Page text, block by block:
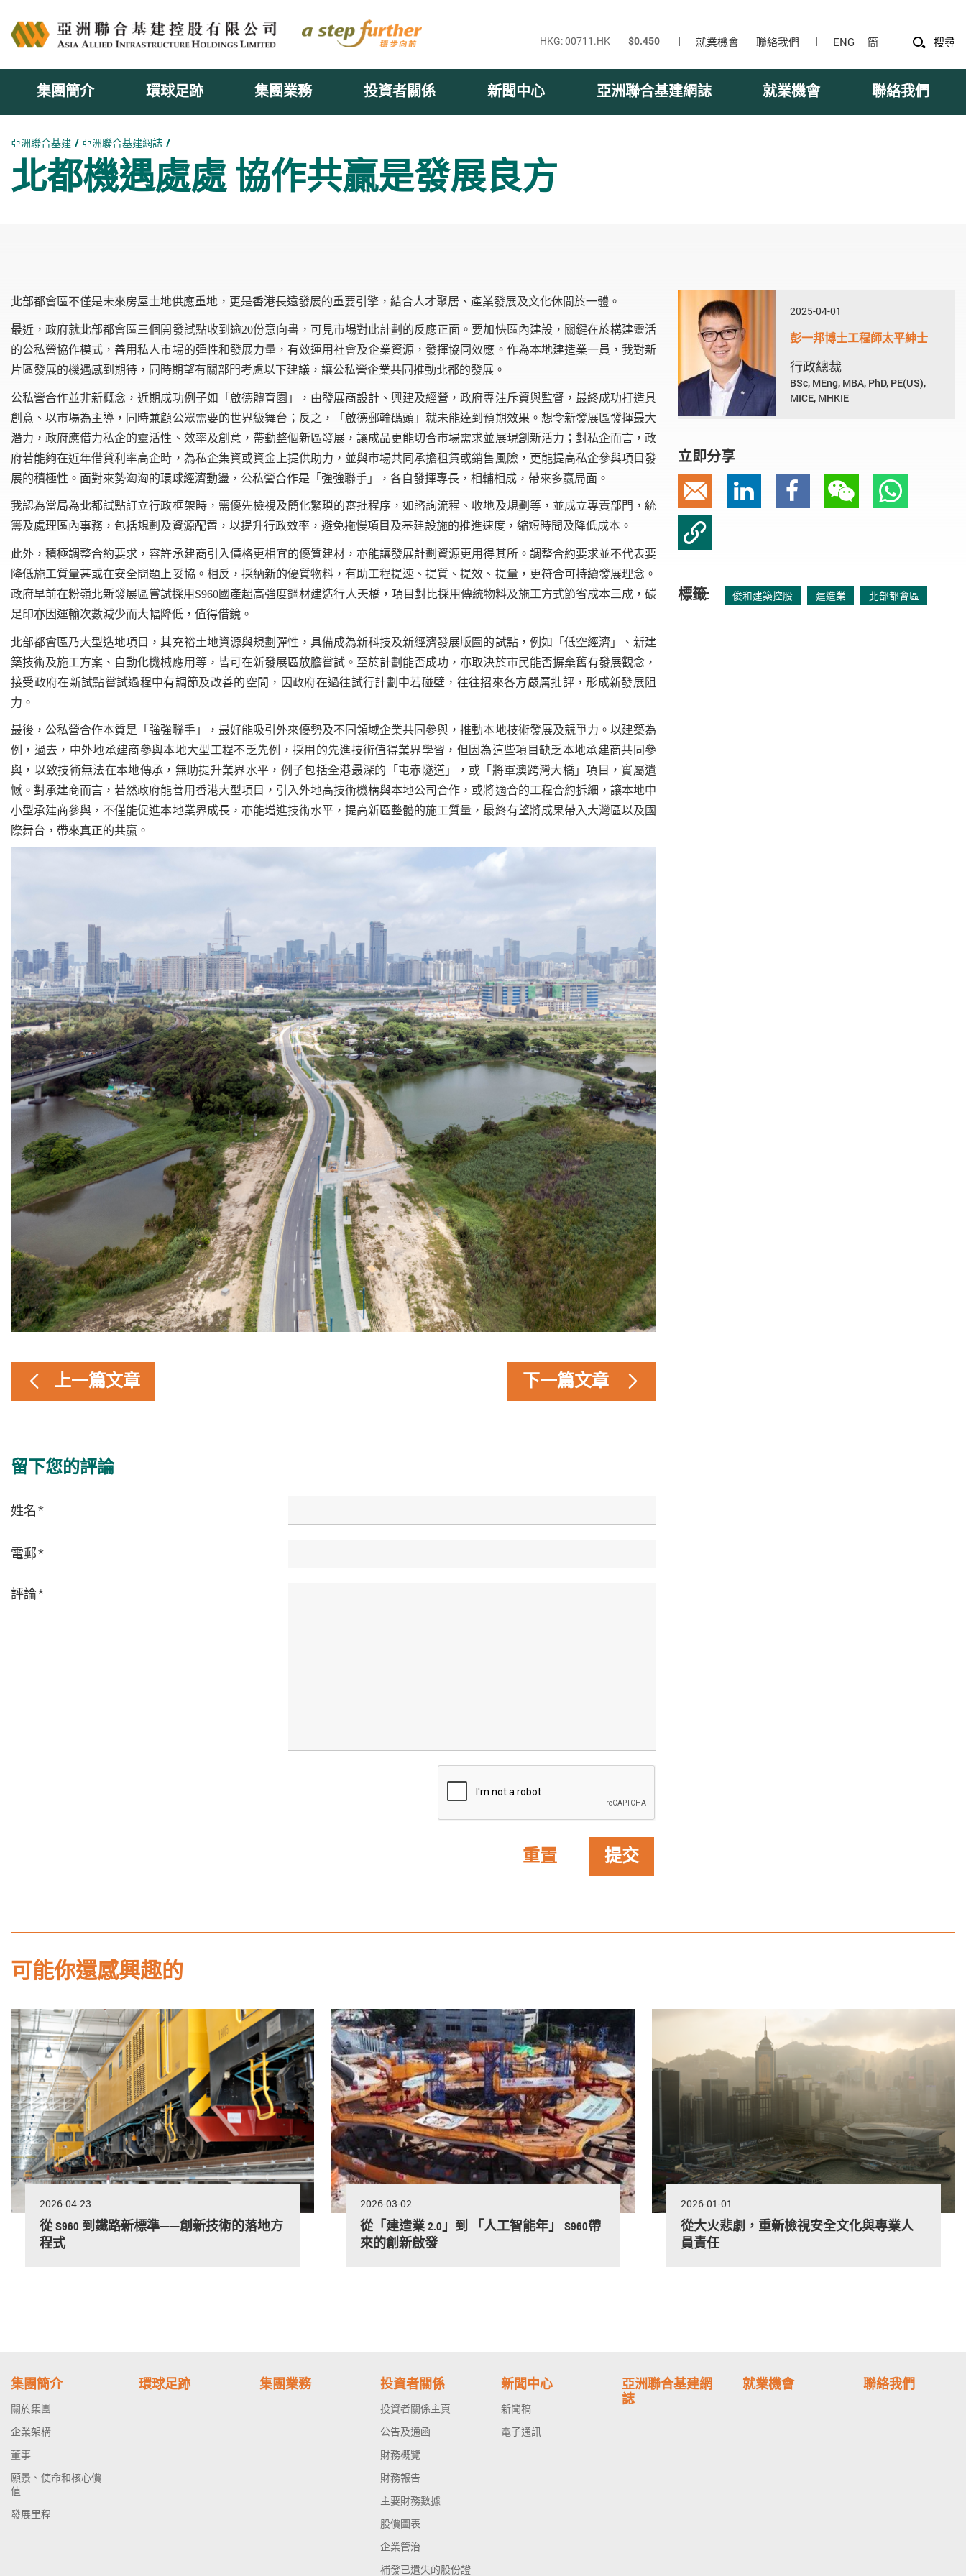
就業機會 聯絡我們 ENG 簡 搜尋
集團簡介 環球足跡 集團業務 投資者關係 新聞中心 亞洲聯合基建網誌 就業機會 聯絡我們
亞洲聯合基建 亞洲聯合基建網誌
北都機遇處處 協作共贏是發展良方
北部都會區不僅是未來房屋土地供應重地，更是香港長遠發展的重要引擎 ， 結合人才聚居、產業發展及文化休閒於一體。
最近，政府就北部都會區三個開發試點收到逾20份意向書，可見市場對此計劃的反應正面。要加快區內建設，關鍵在於構建靈活
的公私營協作模式，善用私人市場的彈性和發展力量，有效運用社會及企業資源，發揮協同效應。作為本地建造業一員，我對新
片區發展的機遇感到期待，同時期望有關部門考慮以下建議，讓公私營企業共同推動北都的發展。
公私營合作並非新概念，近期成功例子如「啟德體育園」，由發展商設計、興建及經營，政府專注斥資與監督，最終成功打造具
創意、以市場為主導，同時兼顧公眾需要的世界級舞台；反之，「啟德郵輪碼頭」就未能達到預期效果。想令新發展區發揮最大
潛力，政府應借力私企的靈活性、效率及創意，帶動整個新區發展，讓成品更能切合市場需求並展現創新活力；對私企而言，政
府若能夠在近年借貸利率高企時，為私企集資或資金上提供助力，並與市場共同承擔租賃或銷售風險，更能提高私企參與項目發
展的積極性。面對來勢洶洶的環球經濟動盪，公私營合作是「強強聯手」，各自發揮專長，相輔相成，帶來多嬴局面。
我認為當局為北都試點訂立行政框架時，需優先檢視及簡化繁瑣的審批程序，如諮詢流程、收地及規劃等，並成立專責部門，統
籌及處理區內事務，包括規劃及資源配置，以提升行政效率，避免拖慢項目及基建設施的推進速度，縮短時間及降低成本。
此外，積極調整合約要求，容許承建商引入價格更相宜的優質建材，亦能讓發展計劃資源更用得其所。調整合約要求並不代表要
降低施工質量甚或在安全問題上妥協。相反，採納新的優質物料，有助工程提速、提質、提效、提量，更符合可持續發展理念。
政府早前在粉嶺北新發展區嘗試採用S960國產超高強度鋼材建造行人天橋，項目對比採用傳統物料及施工方式節省成本三成，碳
足印亦因運輸次數減少而大幅降低，值得借鏡。
北部都會區乃大型造地項目，其充裕土地資源與規劃彈性，具備成為新科技及新經濟發展版圖的試點，例如「低空經濟」、新建
築技術及施工方案、自動化機械應用等，皆可在新發展區放膽嘗試。至於計劃能否成功，亦取決於市民能否摒棄舊有發展觀念，
接受政府在新試點嘗試過程中有調節及改善的空間，因政府在過往試行計劃中若碰壁，往往招來各方嚴厲批評，形成新發展阻
力。
最後，公私營合作本質是「強強聯手」，最好能吸引外來優勢及不同領域企業共同參與，推動本地技術發展及競爭力。以建築為
例，過去，中外地承建商參與本地大型工程不乏先例，採用的先進技術值得業界學習，但因為這些項目缺乏本地承建商共同參
與，以致技術無法在本地傳承，無助提升業界水平，例子包括全港最深的「屯赤隧道」，或「將軍澳跨灣大橋」項目，實屬遺
憾。對承建商而言，若然政府能善用香港大型項目，引入外地高技術機構與本地公司合作，或將適合的工程合約拆細，讓本地中
小型承建商參與，不僅能促進本地業界成長，亦能增進技術水平，提高新區整體的施工質量，最終有望將成果帶入大灣區以及國
際舞台，帶來真正的共贏。
上一篇文章 下一篇文章
留下您的評論
姓名*
電郵*
評論*
重置 提交
2025-04-01
彭一邦博士工程師太平紳士
行政總裁
BSc, MEng, MBA, PhD, PE(US),
MICE, MHKIE
立即分享
電郵LinkedinFacebook
微信
複製鏈接
標籤: 俊和建築控股 建造業 北部都會區
可能你還感興趣的
2026-04-23
從 S960 到鐵路新標準——創新技術的落地方
程式
2026-03-02
從「建造業 2.0」到 「人工智能年」 S960帶
來的創新啟發
2026-01-01
從大火悲劇，重新檢視安全文化與專業人
員責任
集團簡介
關於集團
企業架構
董事
願景、使命和核心價
值
發展里程
環球足跡 集團業務 投資者關係
投資者關係主頁
公告及通函
財務概覽
財務報告
主要財務數據
股價圖表
企業管治
補發已遺失的股份證
新聞中心
新聞稿
電子通訊
亞洲聯合基建網
誌
就業機會 聯絡我們